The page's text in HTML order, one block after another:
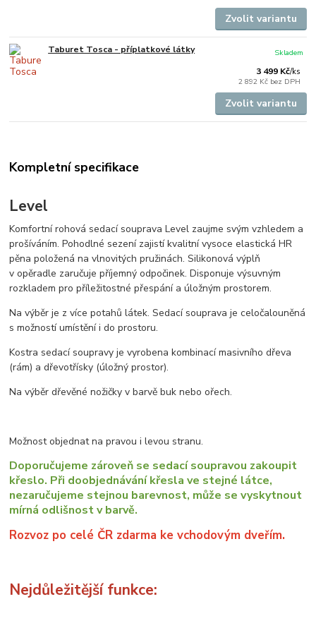
Zvolit variantu
Taburet Tosca - příplatkové látky
3 499 Kč/ks
2 892 Kč bez DPH
Skladem
Zvolit variantu
Kompletní specifikace
Level
Komfortní rohová sedací souprava Level zaujme svým vzhledem a
prošíváním. Pohodlné sezení zajistí kvalitní vysoce elastická HR
pěna položená na vlnovitých pružinách. Silikonová výplň
v opěradle zaručuje příjemný odpočinek. Disponuje výsuvným
rozkladem pro příležitostné přespání a úložným prostorem.
Na výběr je z více potahů látek. Sedací souprava je celočalouněná
s možností umístění i do prostoru.
Kostra sedací soupravy je vyrobena kombinací masivního dřeva
(rám) a dřevotřísky (úložný prostor).
Na výběr dřevěné nožičky v barvě buk nebo ořech.
Možnost objednat na pravou i levou stranu.
Doporučujeme zároveň se sedací soupravou zakoupit
křeslo. Při doobjednávání křesla ve stejné látce,
nezaručujeme stejnou barevnost, může se vyskytnout
mírná odlišnost v barvě.
Rozvoz po celé ČR zdarma ke vchodovým dveřím.
Nejdůležitější funkce: